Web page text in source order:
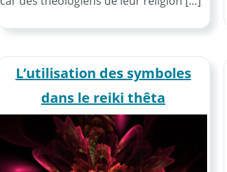
L’utilisation des symboles
dans le reiki thêta